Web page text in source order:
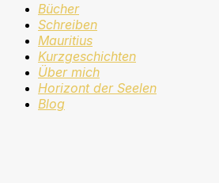
Bücher
Schreiben
Mauritius
Kurzgeschichten
Über mich
Horizont der Seelen
Blog